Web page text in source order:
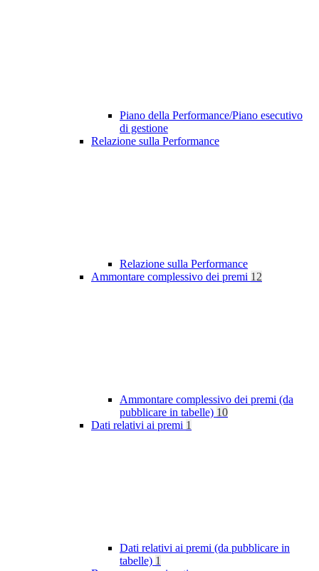
Piano della Performance/Piano esecutivo
di gestione
Relazione sulla Performance
Relazione sulla Performance
Ammontare complessivo dei premi 12
Ammontare complessivo dei premi (da
pubblicare in tabelle) 10
Dati relativi ai premi 1
Dati relativi ai premi (da pubblicare in
tabelle) 1